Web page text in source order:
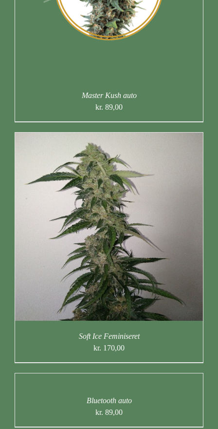
Master Kush auto
kr. 89,00
Soft Ice Feminiseret
kr. 170,00
Bluetooth auto
kr. 89,00